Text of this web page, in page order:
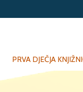
PRVA DJEČJA